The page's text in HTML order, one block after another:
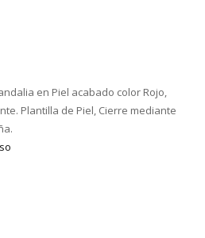
en Piel acabado color Rojo,
Plantilla de Piel, Cierre mediante